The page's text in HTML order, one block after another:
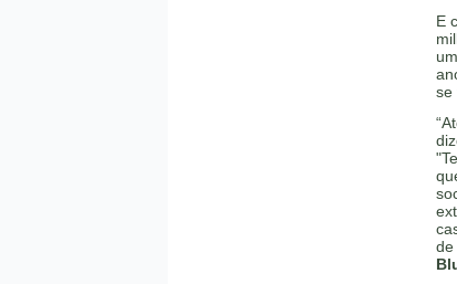
E
se
de